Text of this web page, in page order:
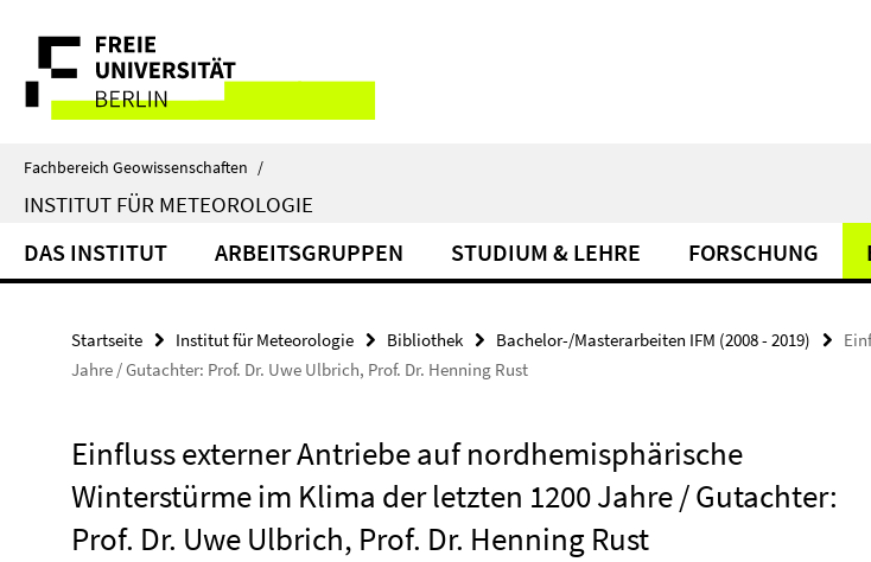
direkt
Inhalt
Service-
Navigation
Fachbereich Geowissenschaften /
INSTITUT FÜR METEOROLOGIE
DAS INSTITUT ARBEITSGRUPPEN STUDIUM & LEHRE FORSCHUNG
Startseite Institut für Meteorologie Bibliothek Bachelor-/Masterarbeiten IFM (2008 - 2019)
Jahre / Gutachter: Prof. Dr. Uwe Ulbrich, Prof. Dr. Henning Rust
Einfluss externer Antriebe auf nordhemisphärische
Winterstürme im Klima der letzten 1200 Jahre / Gutachter:
Prof. Dr. Uwe Ulbrich, Prof. Dr. Henning Rust